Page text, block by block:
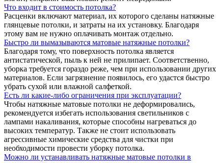
Что входит в стоимость потолка?
Расценки включают материал, их которого сделаны натяжные
глянцевые потолки, и затраты на их установку. Благодаря
этому вам не нужно оплачивать монтаж отдельно.
Быстро ли вымазываются матовые натяжные потолки?
Благодаря тому, что поверхность потолка является
антистатической, пыль к ней не прилипает. Соответственно,
уборка требуется гораздо реже, чем при использовании других
материалов. Если загрязнение появилось, его удастся быстро
убрать сухой или влажной салфеткой.
Есть ли какие-либо ограничения при эксплуатации?
Чтобы натяжные матовые потолки не деформировались,
рекомендуется избегать использования светильников с
лампами накаливания, которые способны нагреваться до
высоких температур. Также не стоит использовать
агрессивные химические средства для чистки при
необходимости провести уборку потолка.
Можно ли устанавливать натяжные матовые потолки в